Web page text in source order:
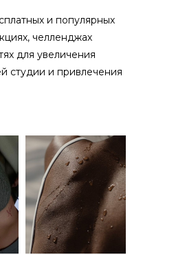
и популярных
челленджах
для увеличения
студии и привлечения